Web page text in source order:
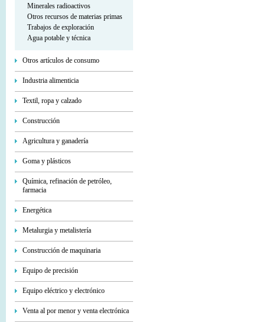
Minerales radioactivos
Otros recursos de materias primas
Trabajos de exploración
Agua potable y técnica
Otros artículos de consumo
Industria alimenticia
Textil, ropa y calzado
Construcción
Agricultura y ganadería
Goma y plásticos
Química, refinación de petróleo,
farmacia
Energética
Metalurgia y metalistería
Construcción de maquinaria
Equipo de precisión
Equipo eléctrico y electrónico
Venta al por menor y venta electrónica